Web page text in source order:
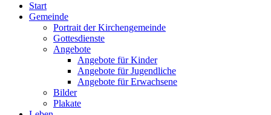
Start
Gemeinde
Portrait der Kirchengemeinde
Gottesdienste
Angebote
Angebote für Kinder
Angebote für Jugendliche
Angebote für Erwachsene
Bilder
Plakate